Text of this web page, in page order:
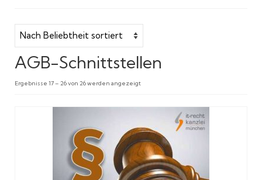
AGB-Verzeichnis
EasyScan
FAQ
Warenkorb
AGB-Schnittstellen
Ergebnisse 17 – 26 von 26 werden angezeigtNach
sortiert